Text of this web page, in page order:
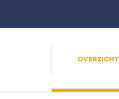
OVERZICHT